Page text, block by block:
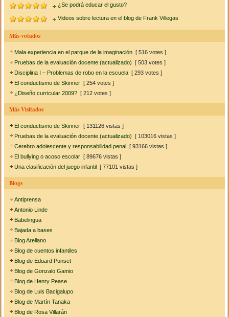
¿Se podrá educar el gusto?
Videos sobre lectura en el blog de Frank Villegas
Más votados
Mala experiencia en el parque de la imaginación [ 516 votes ]
Pruebas de la evaluación docente (actualizado) [ 503 votes ]
Disciplina I – Problemas de robo en la escuela [ 293 votes ]
El conductismo de Skinner [ 254 votes ]
¿Diseño curricular 2009? [ 212 votes ]
Más Visitados
El conductismo de Skinner [ 131126 vistas ]
Pruebas de la evaluación docente (actualizado) [ 103016 vistas ]
Cerebro adolescente y responsabilidad penal [ 93166 vistas ]
El bullying o acoso escolar [ 89676 vistas ]
Una clasificación del juego infantil [ 77101 vistas ]
Blogs
Antiprensa
Antonio Linde
Babelingua
Bajada a bases
Blog Arellano
Blog de cuentos infantiles
Blog de Eduard Punset
Blog de Gonzalo Gamio
Blog de Henry Pease
Blog de Luis Bacigalupo
Blog de Martín Tanaka
Blog de Rosa Villarán